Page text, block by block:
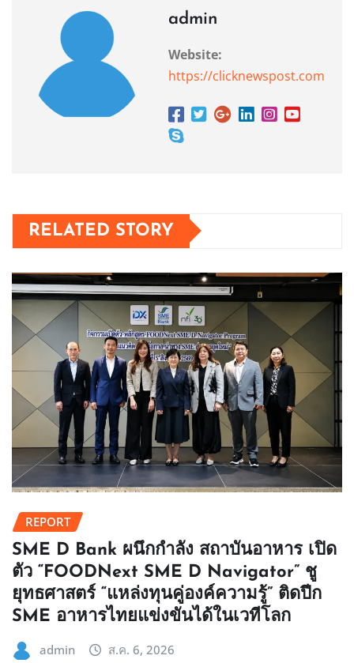
admin
Website:
https://clicknewspost.com
RELATED STORY
REPORT
SME D Bank ผนึกกำลัง สถาบันอาหาร เปิด
ตัว “FOODNext SME D Navigator” ชู
ยุทธศาสตร์ “แหล่งทุนคู่องค์ความรู้” ติดปีก
SME อาหารไทยแข่งขันได้ในเวทีโลก
admin ส.ค. 6, 2026